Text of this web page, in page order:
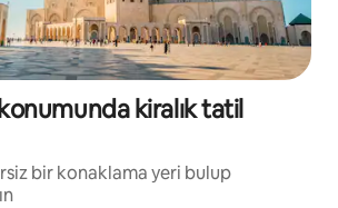
kiralık tatil
bir konaklama yeri bulup